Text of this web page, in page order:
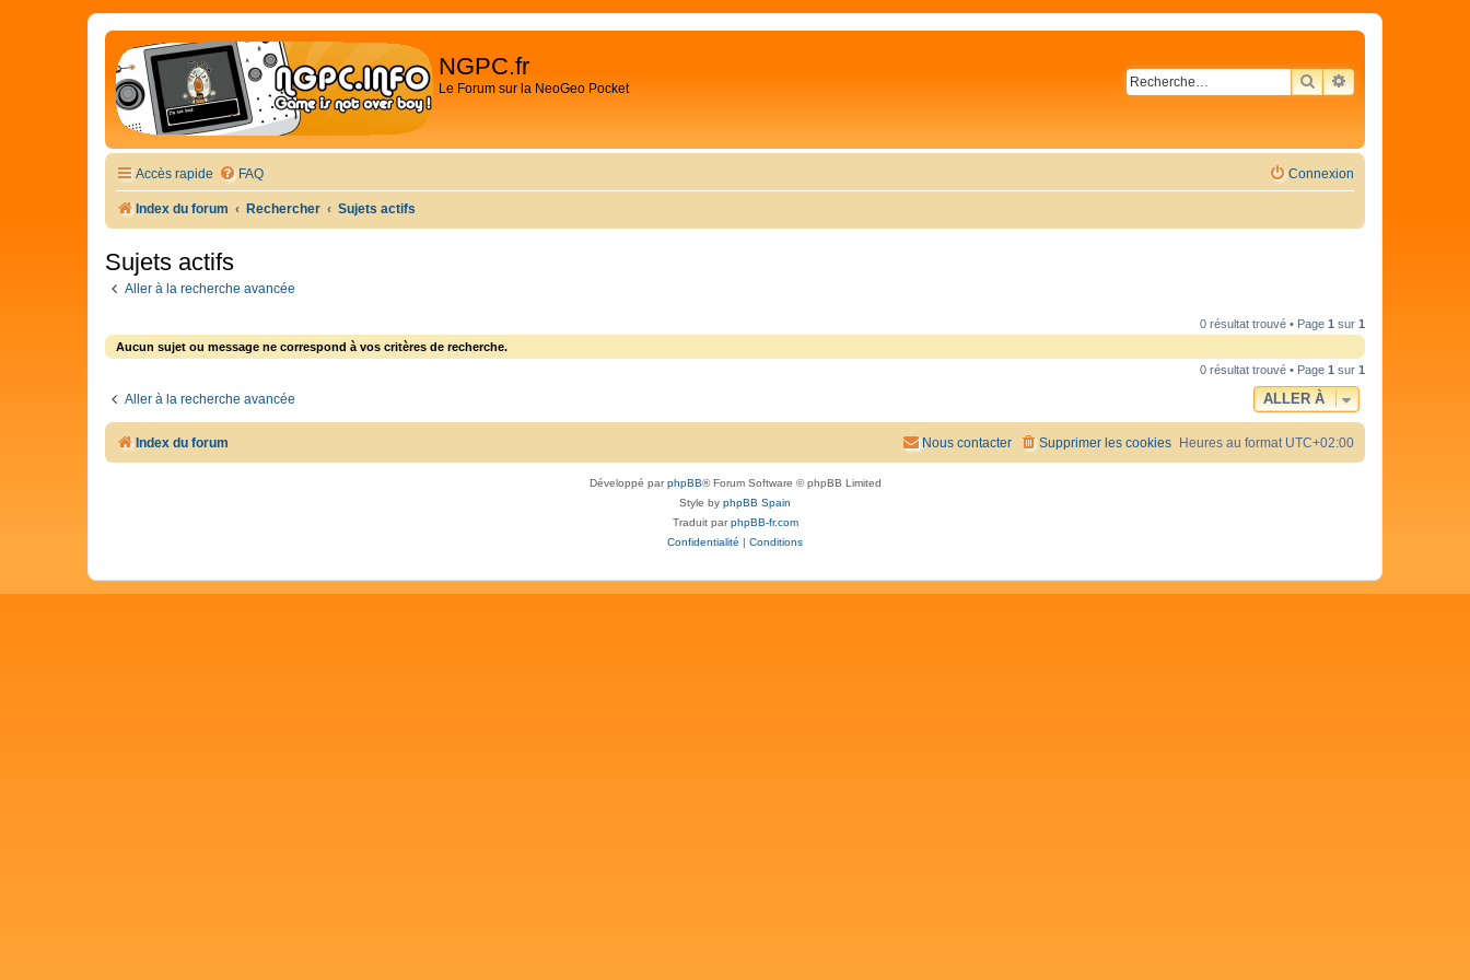
NGPC.fr
Le Forum sur la NeoGeo Pocket RECHERCHER
RECHERCHE
Accès rapide FAQ Connexion
Index du forum Rechercher Sujets actifs
Sujets actifs
Aller à la recherche avancée
0 résultat trouvé • Page 1 sur 1
Aucun sujet ou message ne correspond à vos critères de recherche.
0 résultat trouvé • Page 1 sur 1
Aller à la recherche avancée ALLER À
Index du forum Heures au format UTC+02:00
Supprimer les cookies
Nous contacter
Développé parphpBB® Forum Software © phpBB Limited
Style by phpBB Spain
Traduit parphpBB-fr.com
Confidentialité | Conditions